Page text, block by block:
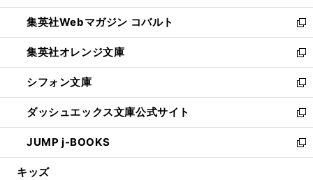
開
く
ウ
で
開
く
ン
ド
ウ
で
開
く
ウ
ィ
ン
ド
ウ
で
開
く
集英社Webマガジン コバルト
新
し
い
ウ
ィ
ン
ド
ウ
で
開
集英社オレンジ文庫
新
し
い
ウ
ィ
ン
ド
ウ
シフォン文庫
新
し
い
ウ
ィ
ン
ダッシュエックス文庫公式サイト
新
し
い
ウ
JUMP j-BOOKS
新
し
キッズ